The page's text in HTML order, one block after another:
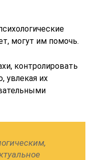
могут им помочь.
контролировать
увлекая их